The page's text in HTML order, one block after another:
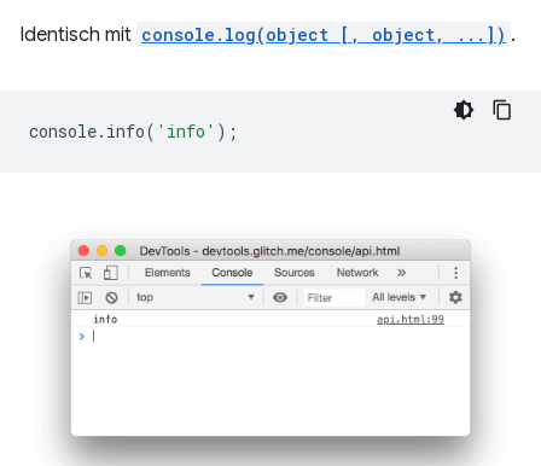
Identisch mit console.log(object [, object, ...]) .
console. info( 'info' );